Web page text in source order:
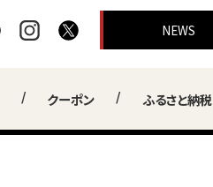
NEWS
クーポン ふるさと納税